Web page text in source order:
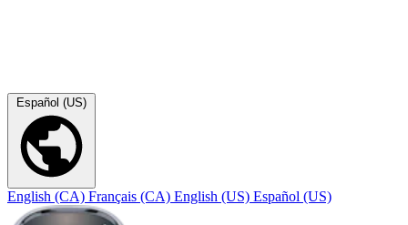
Español (US)
English (CA) Français (CA) English (US) Español (US)